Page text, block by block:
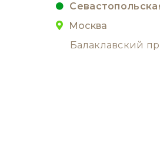
Москва
Балаклавский